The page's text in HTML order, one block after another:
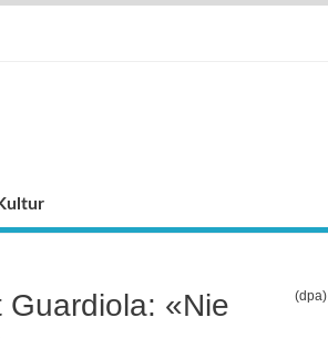
Guardiola: «Nie
(dpa)